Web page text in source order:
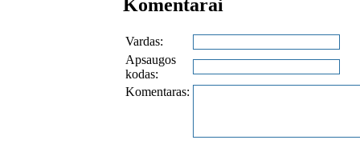
Komentarai
Vardas:
Apsaugos
kodas:
Komentaras: